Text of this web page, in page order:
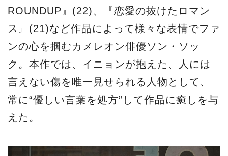
ROUNDUP』(22)、『恋愛の抜けたロマン
ス』(21)など作品によって様々な表情でファ
ンの心を掴むカメレオン俳優ソン・ソッ
ク。本作では、イニョンが抱えた、人には
言えない傷を唯一見せられる人物として、
常に“優しい言葉を処方”して作品に癒しを与
えた。